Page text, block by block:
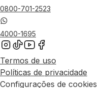
0800-701-2523
4000-1695
Termos de uso
Políticas de privacidade
Configurações de cookies